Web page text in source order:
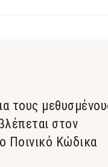
τους
στον
Ποινικό Κώδικα